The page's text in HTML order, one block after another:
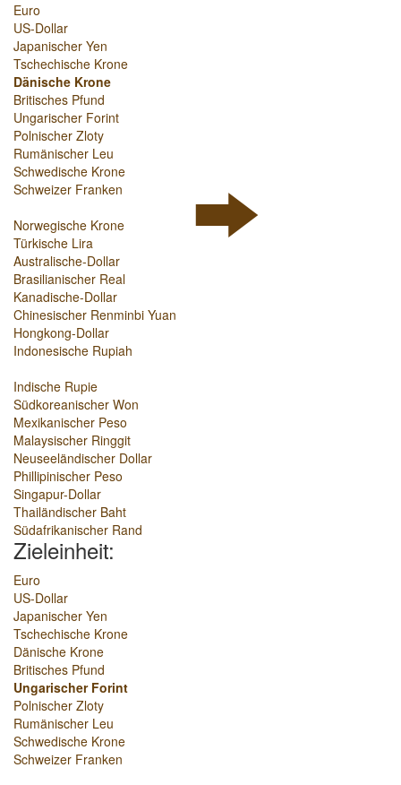
Euro
US-Dollar
Japanischer Yen
Tschechische Krone
Dänische Krone
Britisches Pfund
Ungarischer Forint
Polnischer Zloty
Rumänischer Leu
Schwedische Krone
Schweizer Franken
Norwegische Krone
Türkische Lira
Australische-Dollar
Brasilianischer Real
Kanadische-Dollar
Chinesischer Renminbi Yuan
Hongkong-Dollar
Indonesische Rupiah
Indische Rupie
Südkoreanischer Won
Mexikanischer Peso
Malaysischer Ringgit
Neuseeländischer Dollar
Phillipinischer Peso
Singapur-Dollar
Thailändischer Baht
Südafrikanischer Rand
Zieleinheit:
Euro
US-Dollar
Japanischer Yen
Tschechische Krone
Dänische Krone
Britisches Pfund
Ungarischer Forint
Polnischer Zloty
Rumänischer Leu
Schwedische Krone
Schweizer Franken